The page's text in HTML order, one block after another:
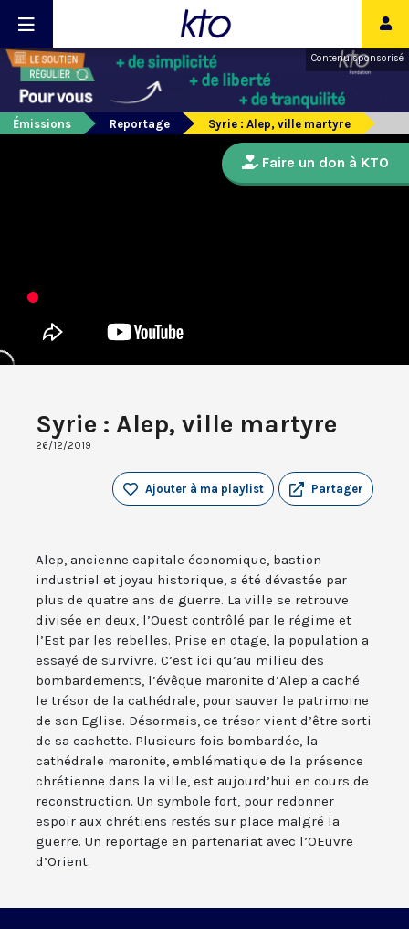
Contenu sponsorisé
Émissions Reportage Syrie : Alep, ville martyre
Syrie : Alep, ville martyre
26/12/2019
Partager
Ajouter à ma playlist
Alep, ancienne capitale économique, bastion
industriel et joyau historique, a été dévastée par
plus de quatre ans de guerre. La ville se retrouve
divisée en deux, l’Ouest contrôlé par le régime et
l’Est par les rebelles. Prise en otage, la population a
essayé de survivre. C’est ici qu’au milieu des
bombardements, l’évêque maronite d’Alep a caché
le trésor de la cathédrale, pour sauver le patrimoine
de son Eglise. Désormais, ce trésor vient d’être sorti
de sa cachette. Plusieurs fois bombardée, la
cathédrale maronite, emblématique de la présence
chrétienne dans la ville, est aujourd’hui en cours de
reconstruction. Un symbole fort, pour redonner
espoir aux chrétiens restés sur place malgré la
guerre. Un reportage en partenariat avec l’OEuvre
d’Orient.
Faire un don à KTO